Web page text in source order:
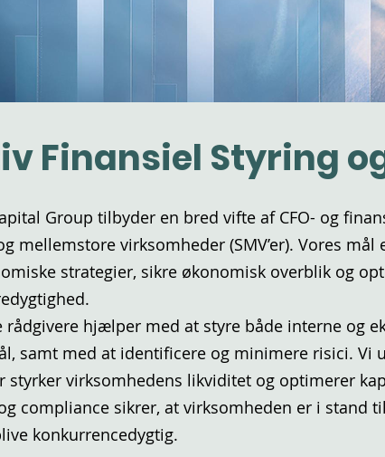
Finansiel Styring
Group tilbyder en bred vifte af CFO- og
mellemstore virksomheder (SMV’er). Vores
strategier, sikre økonomisk overblik og
rådgivere hjælper med at styre både interne og
samt med at identificere og minimere risici.
styrker virksomhedens likviditet og optimerer
compliance sikrer, at virksomheden er i stand
konkurrencedygtig.